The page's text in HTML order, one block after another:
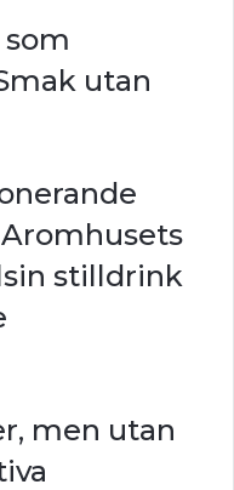
utan
stilldrink
men utan